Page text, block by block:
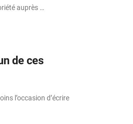
auprès …
de ces
l’occasion d’écrire